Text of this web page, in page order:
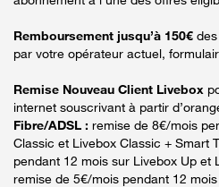
Remboursement jusqu’à 150€
par votre opérateur actuel,
Remise Nouveau Client Livebox
internet souscrivant à partir
Fibre/ADSL : remise de 8€/mois
Classic et Livebox Classic + Smart
pendant 12 mois sur Livebox Up et
remise de 5€/mois pendant 12